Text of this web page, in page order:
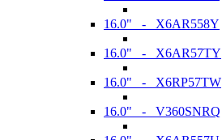
16.0" - X6AR558Y
16.0" - X6AR57TY
16.0" - X6RP57TW
16.0" - V360SNRQ